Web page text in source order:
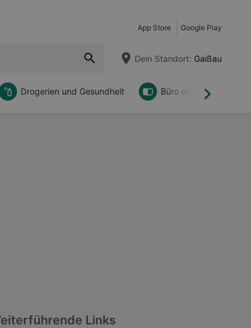
App Store Google Play
Dein Standort: Gaißau
Weiter
Drogerien und Gesundheit Büro und DIY
Links